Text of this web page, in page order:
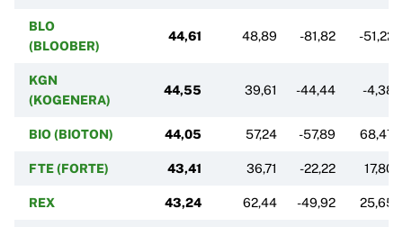
BLO
(BLOOBER)
44,61 48,89 -81,82 -51,22
KGN
(KOGENERA)
44,55 39,61 -44,44 -4,38
BIO (BIOTON) 44,05 57,24 -57,89 68,47
FTE (FORTE) 43,41 36,71 -22,22 17,80
REX 43,24 62,44 -49,92 25,65